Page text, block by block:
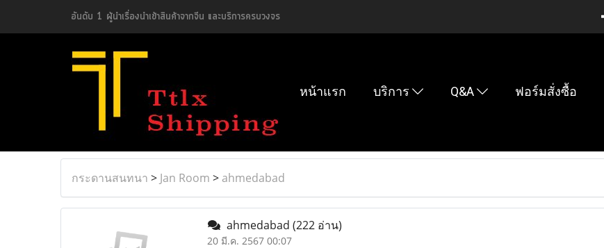
อันดับ 1 ผู้นำเรื่องนำเข้าสินค้าจากจีน และบริการครบวงจร
หน้าแรก บริการ Q&A ฟอร์มสั่งซื้อ
กระดานสนทนา > Jan Room > ahmedabad
ahmedabad (222 อ่าน)
20 มี.ค. 2567 00:07